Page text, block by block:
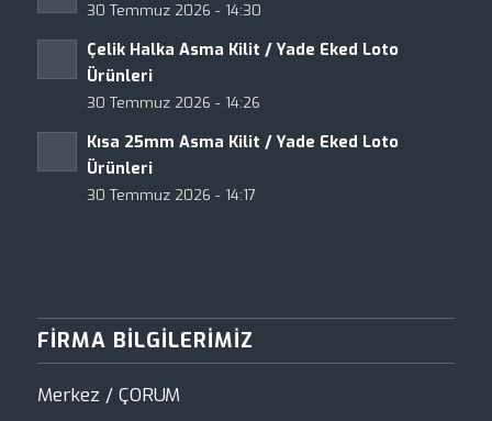
30 Temmuz 2026 - 14:30
Çelik Halka Asma Kilit / Yade Eked Loto
Ürünleri
30 Temmuz 2026 - 14:26
Kısa 25mm Asma Kilit / Yade Eked Loto
Ürünleri
30 Temmuz 2026 - 14:17
FIRMA BILGILERIMIZ
Merkez / ÇORUM